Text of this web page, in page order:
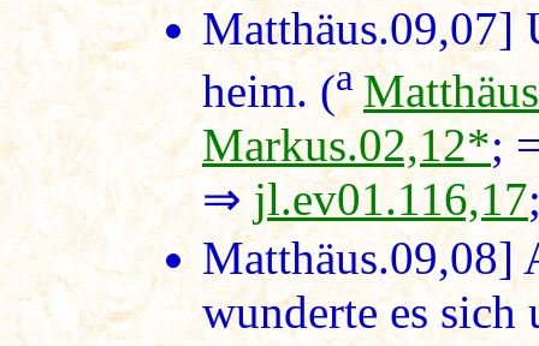
Matthäus.09,07]
heim. (a
Markus.02,12*;
⇒ jl.ev01.116,17
Matthäus.09,08]
wunderte es sich